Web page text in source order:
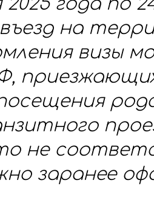
въезд на
визы
не
заранее